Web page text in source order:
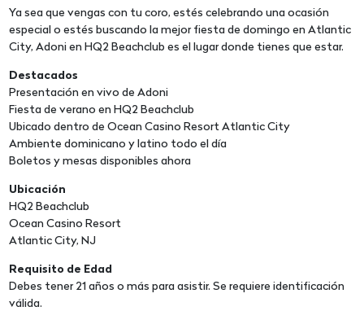
Ya sea que vengas con tu coro, estés celebrando una ocasión
especial o estés buscando la mejor fiesta de domingo en Atlantic
City, Adoni en HQ2 Beachclub es el lugar donde tienes que estar.
Destacados
Presentación en vivo de Adoni
Fiesta de verano en HQ2 Beachclub
Ubicado dentro de Ocean Casino Resort Atlantic City
Ambiente dominicano y latino todo el día
Boletos y mesas disponibles ahora
Ubicación
HQ2 Beachclub
Ocean Casino Resort
Atlantic City, NJ
Requisito de Edad
Debes tener 21 años o más para asistir. Se requiere identificación
válida.